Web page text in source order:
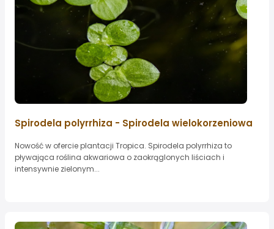
Spirodela polyrrhiza - Spirodela wielokorzeniowa
Nowość w ofercie plantacji Tropica. Spirodela polyrrhiza to
pływająca roślina akwariowa o zaokrąglonych liściach i
intensywnie zielonym...